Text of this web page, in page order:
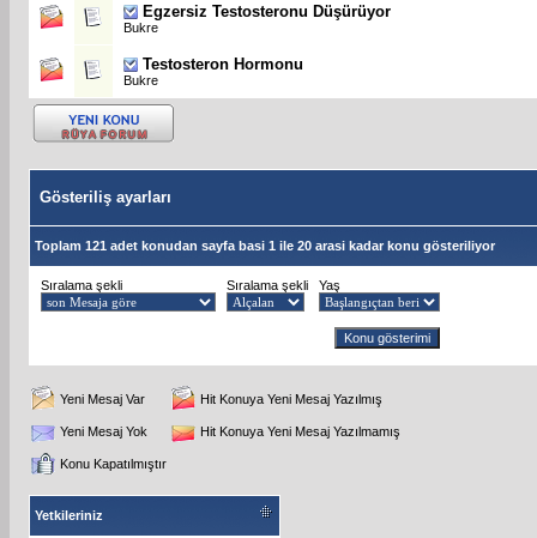
Egzersiz Testosteronu Düşürüyor
Bukre
Testosteron Hormonu
Bukre
Gösteriliş ayarları
Toplam 121 adet konudan sayfa basi 1 ile 20 arasi kadar konu gösteriliyor
Sıralama şekli Sıralama şekli Yaş
Yeni Mesaj Var Hit Konuya Yeni Mesaj Yazılmış
Yeni Mesaj Yok Hit Konuya Yeni Mesaj Yazılmamış
Konu Kapatılmıştır
Yetkileriniz